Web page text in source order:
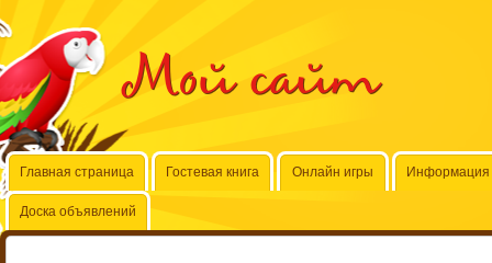
Мой сайт
Главная страница Гостевая книга Онлайн игры Информация
Доска объявлений